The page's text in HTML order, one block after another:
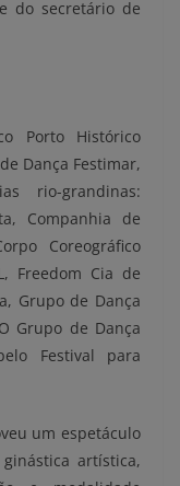
do secretário de
Porto Histórico
Dança Festimar,
rio-grandinas:
Companhia de
Coreográfico
Freedom Cia de
Grupo de Dança
Grupo de Dança
Festival para
um espetáculo
artística,